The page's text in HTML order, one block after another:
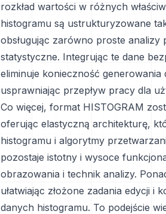
rozkład wartości w różnych
histogramu są ustrukturyzowane
obsługując zarówno proste analizy
statystyczne. Integrując te dane
eliminuje konieczność
usprawniając przepływ pracy dla
Co więcej, format HISTOGRAM
oferując elastyczną architekturę,
histogramu i algorytmy
pozostaje istotny i wysoce
obrazowania i technik analizy.
ułatwiając złożone zadania edycji
danych histogramu. To podejście